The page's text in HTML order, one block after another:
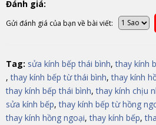
Đánh giá:
Gửi đánh giá của bạn về bài viết:
Tag: sửa kính bếp thái bình, thay kính
, thay kính bếp từ thái bình, thay kính
thay kính bếp thái bình, thay kính chịu
sửa kính bếp, thay kính bếp từ hồng
thay kính hồng ngoại, thay kính bếp,